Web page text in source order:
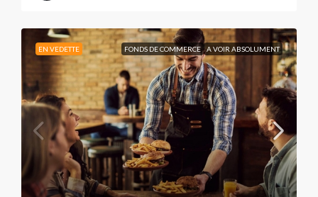
EN VEDETTE FONDS DE COMMERCE A VOIR ABSOLUMENT